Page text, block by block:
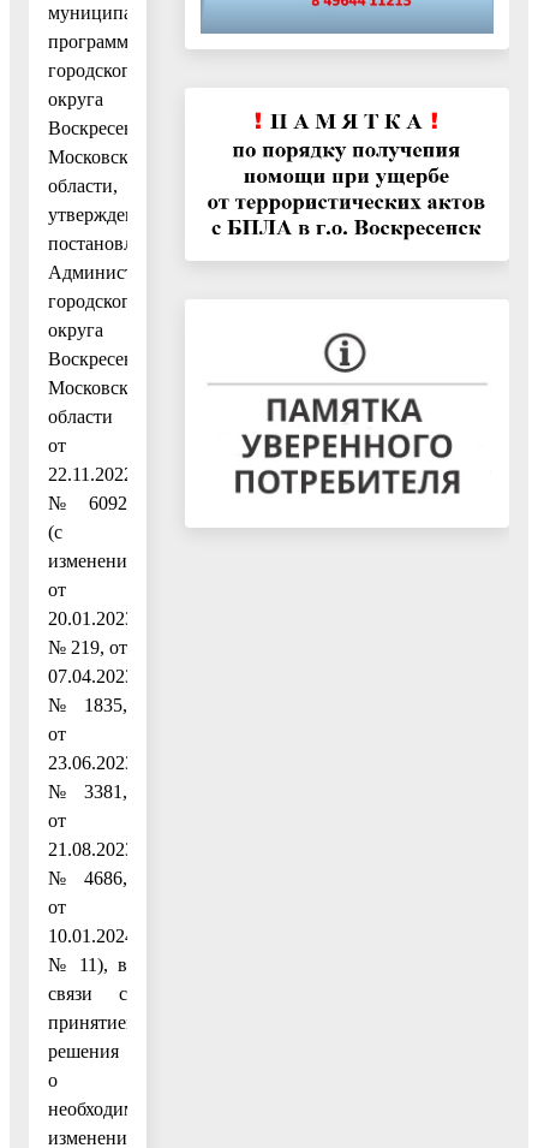
муниципальных
программ
городского
округа
Воскресенск
Московской
области,
утвержденным
постановлением
Администрации
городского
округа
Воскресенск
Московской
области
от
22.11.2022
№ 6092
(с
изменениями
от
20.01.2023
№ 219, от
07.04.2023
№ 1835,
от
23.06.2023
№ 3381,
от
21.08.2023
№ 4686,
от
10.01.2024
№ 11), в
связи с
принятием
решения
о
необходимости
изменений